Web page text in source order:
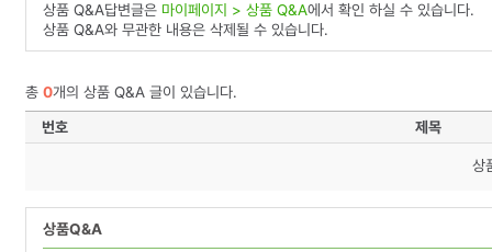
상품 Q&A답변글은 마이페이지 > 상품 Q&A에서 확인 하실 수 있습니다.
상품 Q&A와 무관한 내용은 삭제될 수 있습니다.
총 0개의 상품 Q&A 글이 있습니다.
번호
제목
상
상품Q&A